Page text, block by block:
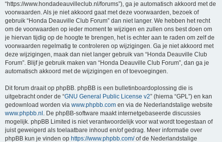
“https://www.hondadeauvilleclub.nl/forums”), ga je automatisch akkoord met de
voorwaarden. Als je niet akkoord gaat met deze voorwaarden, bezoek of
gebruik “Honda Deauville Club Forum” dan niet langer. We hebben het recht
om de voorwaarden op ieder moment te wijzigen en zullen ons best doen om
je hiervan tijdig op de hoogte te brengen, het is echter aan te raden om zelf de
voorwaarden regelmatig te controleren op wijzigingen. Ga je niet akkoord met
deze wijzigingen, maak dan niet langer gebruik van “Honda Deauville Club
Forum”. Blijf je gebruik maken van “Honda Deauville Club Forum”, dan ga je
automatisch akkoord met de wijzigingen en of toevoegingen.
Dit forum draait op phpBB. phpBB is een bulletinboardoplossing die is
uitgebracht onder de “GNU General Public License v2” (hierna “GPL”) en kan
gedownload worden via www.phpbb.com en via de Nederlandstalige website
www.phpbb.nl . De phpBB-software maakt internetgebaseerde discussies
mogelijk. phpBB Limited is niet verantwoordelijk voor wat wordt toegestaan of
juist geweigerd als toelaatbare inhoud en/of gedrag. Meer informatie over
phpBB kun je vinden op https://www.phpbb.com/of de Nederlandstalige